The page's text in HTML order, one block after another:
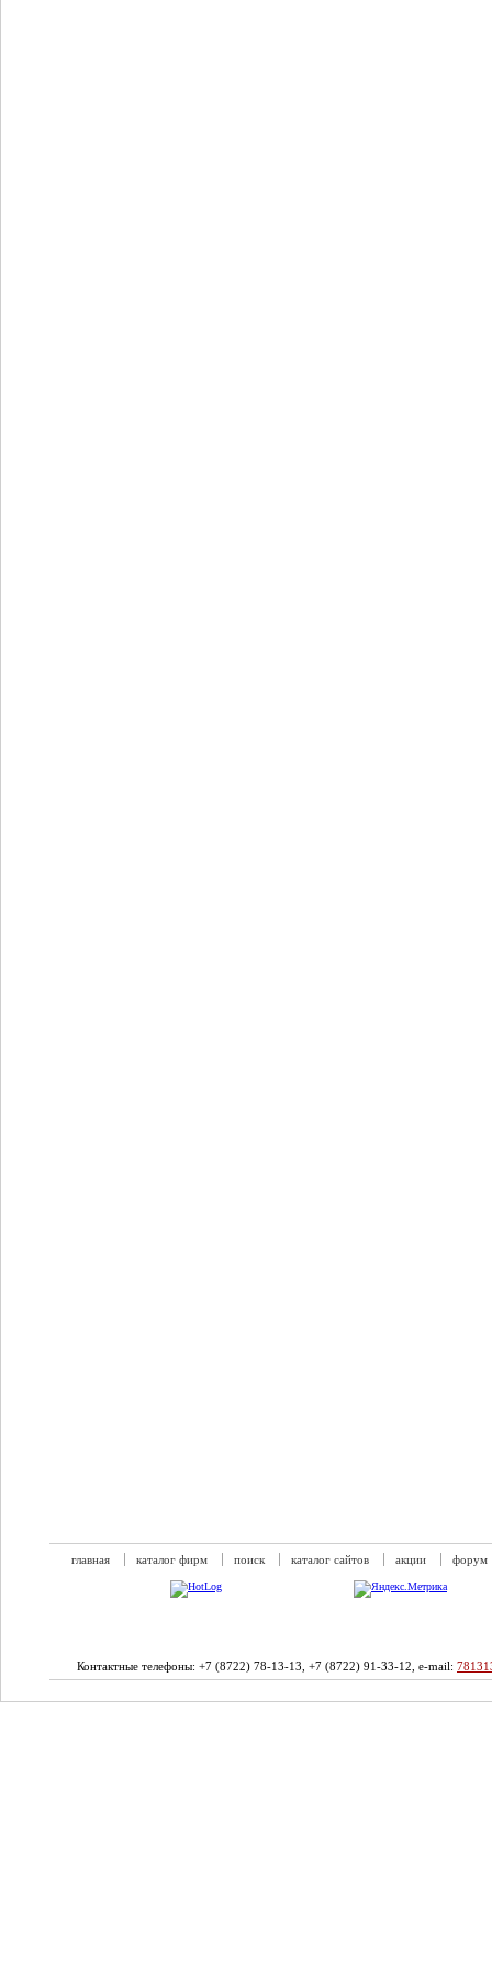
главная каталог фирм поиск каталог сайтов акции форум
Контактные телефоны: +7 (8722) 78-13-13, +7 (8722) 91-33-12, e-mail: